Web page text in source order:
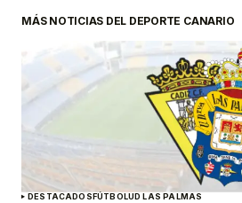
MÁS NOTICIAS DEL DEPORTE CANARIO
DESTACADOSFÚTBOLUD LAS PALMAS